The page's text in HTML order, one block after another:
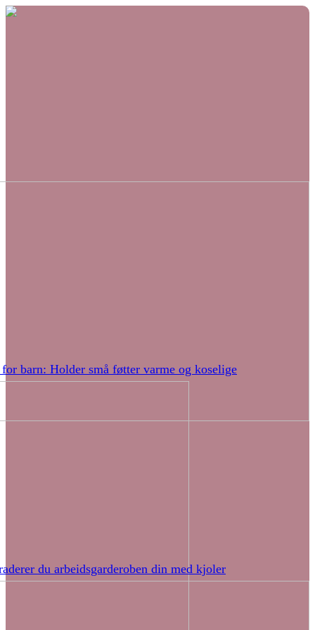
barn: Holder små føtter varme og koselige
du arbeidsgarderoben din med kjoler